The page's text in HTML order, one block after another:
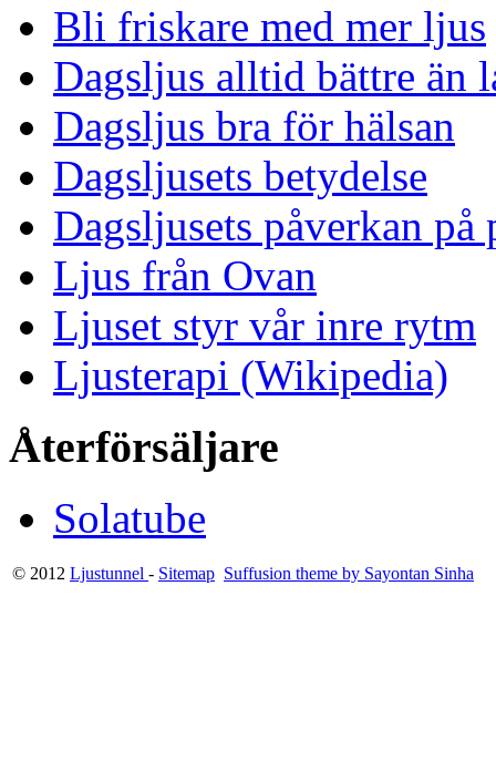
Bli friskare med mer ljus
Dagsljus alltid bättre än
Dagsljus bra för hälsan
Dagsljusets betydelse
Dagsljusets påverkan på
Ljus från Ovan
Ljuset styr vår inre rytm
Ljusterapi (Wikipedia)
Återförsäljare
Solatube
© 2012 Ljustunnel - Sitemap Suffusion theme by Sayontan Sinha